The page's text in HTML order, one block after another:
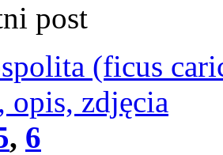
post
(ficus
opis, zdjęcia
, 6